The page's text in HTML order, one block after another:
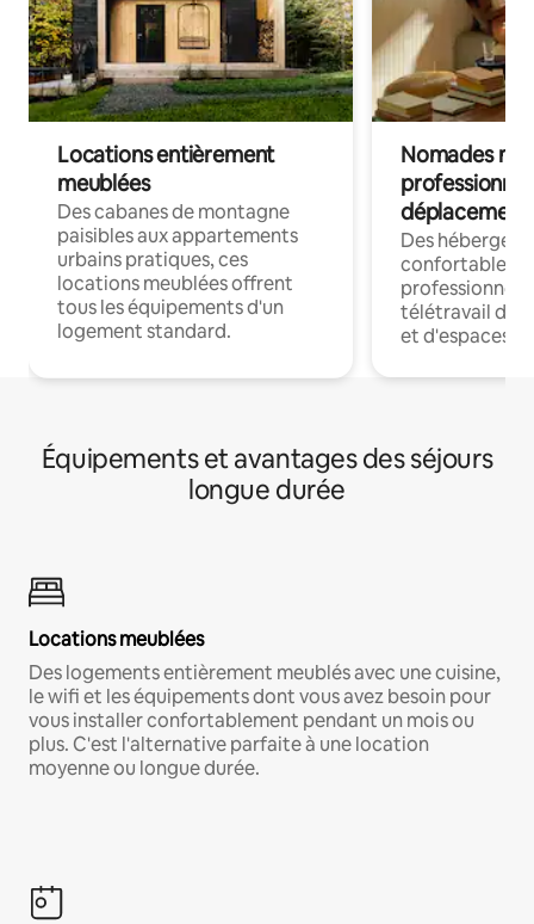
Locations entièrement
meublées
Des cabanes de montagne
paisibles aux appartements
urbains pratiques, ces
locations meublées offrent
tous les équipements d'un
logement standard.
Nomades
déplacement
Des
confortables
professionnels
télétravail
et d'espaces
Équipements et avantages des séjours
longue durée
Locations meublées
Des logements entièrement meublés avec une cuisine,
le wifi et les équipements dont vous avez besoin pour
vous installer confortablement pendant un mois ou
plus. C'est l'alternative parfaite à une location
moyenne ou longue durée.